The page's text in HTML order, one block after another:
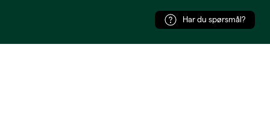
Har du spørsmål?